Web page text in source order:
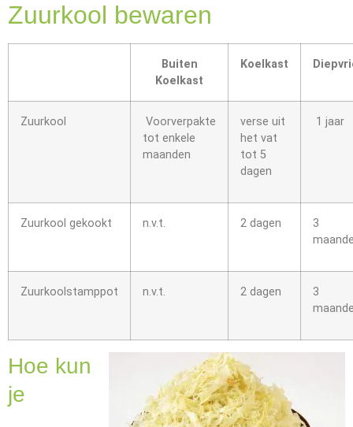
Zuurkool bewaren
Buiten
Koelkast
Koelkast
Zuurkool
Voorverpakte
tot enkele
maanden
verse uit
het vat
tot 5
dagen
1 jaar
Zuurkool gekookt n.v.t. 2 dagen
3
Zuurkoolstamppot n.v.t. 2 dagen
3
Hoe kun
je